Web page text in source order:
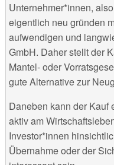
Unternehmer*innen,
eigentlich neu gründen
aufwendigen und
GmbH. Daher stellt der
Mantel- oder
gute Alternative zur
Daneben kann der Kauf
aktiv am
Investor*innen
Übernahme oder der